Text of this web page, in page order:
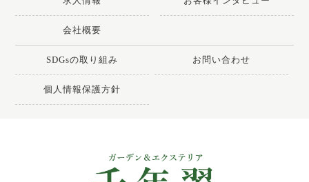
会社概要
SDGsの取り組み お問い合わせ
個人情報保護方針